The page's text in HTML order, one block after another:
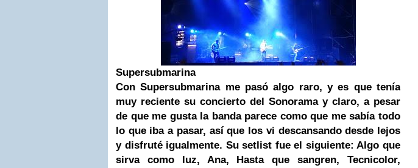
Supersubmarina
Con Supersubmarina me pasó algo raro, y es que tenía
muy reciente su concierto del Sonorama y claro, a pesar
de que me gusta la banda parece como que me sabía todo
lo que iba a pasar, así que los vi descansando desde lejos
y disfruté igualmente. Su setlist fue el siguiente: Algo que
sirva como luz, Ana, Hasta que sangren, Tecnicolor,